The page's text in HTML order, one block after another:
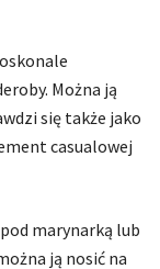
Można ją
się także jako
casualowej
marynarką lub
ją nosić na